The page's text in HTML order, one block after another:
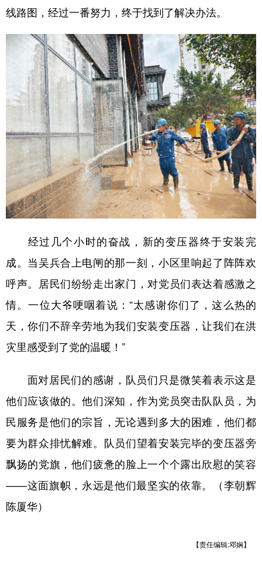
线路图，经过一番努力，终于找到了解决办法。
经过几个小时的奋战，新的变压器终于安装完
成。当吴兵合上电闸的那一刻，小区里响起了阵阵欢
呼声。居民们纷纷走出家门，对党员们表达着感激之
情。一位大爷哽咽着说：“太感谢你们了，这么热的
天，你们不辞辛劳地为我们安装变压器，让我们在洪
灾里感受到了党的温暖！”
面对居民们的感谢，队员们只是微笑着表示这是
他们应该做的。他们深知，作为党员突击队队员，为
民服务是他们的宗旨，无论遇到多大的困难，他们都
要为群众排忧解难。队员们望着安装完毕的变压器旁
飘扬的党旗，他们疲惫的脸上一个个露出欣慰的笑容
——这面旗帜，永远是他们最坚实的依靠。（李朝辉
陈厦华）
【责任编辑:邓娴】